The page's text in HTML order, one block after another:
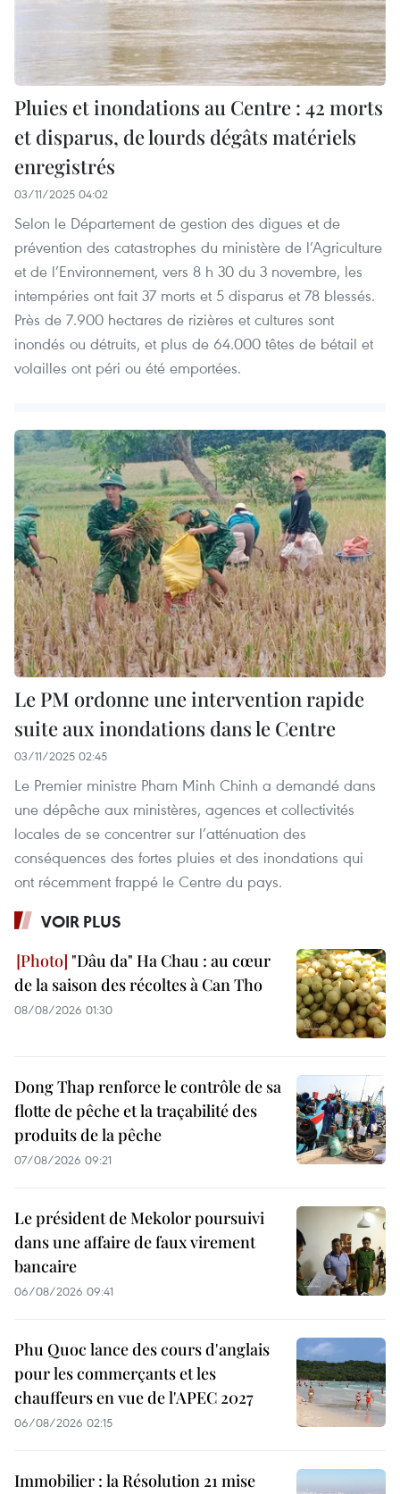
Pluies et inondations au Centre : 42 morts
et disparus, de lourds dégâts matériels
enregistrés
03/11/2025 04:02
Selon le Département de gestion des digues et de
prévention des catastrophes du ministère de l’Agriculture
et de l’Environnement, vers 8 h 30 du 3 novembre, les
intempéries ont fait 37 morts et 5 disparus et 78 blessés.
Près de 7.900 hectares de rizières et cultures sont
inondés ou détruits, et plus de 64.000 têtes de bétail et
volailles ont péri ou été emportées.
Le PM ordonne une intervention rapide
suite aux inondations dans le Centre
03/11/2025 02:45
Le Premier ministre Pham Minh Chinh a demandé dans
une dépêche aux ministères, agences et collectivités
locales de se concentrer sur l’atténuation des
conséquences des fortes pluies et des inondations qui
ont récemment frappé le Centre du pays.
VOIR PLUS
"Dâu da" Ha Chau : au cœur
de la saison des récoltes à Can Tho
08/08/2026 01:30
Dong Thap renforce le contrôle de sa
flotte de pêche et la traçabilité des
produits de la pêche
07/08/2026 09:21
Le président de Mekolor poursuivi
dans une affaire de faux virement
bancaire
06/08/2026 09:41
Phu Quoc lance des cours d'anglais
pour les commerçants et les
chauffeurs en vue de l'APEC 2027
06/08/2026 02:15
Immobilier : la Résolution 21 mise